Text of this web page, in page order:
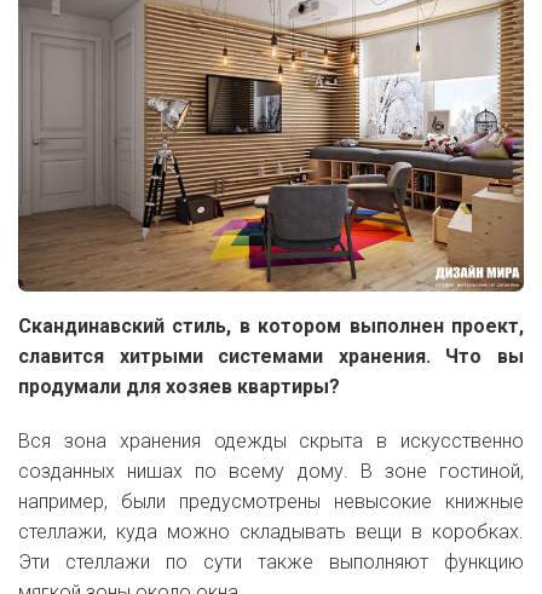
Скандинавский стиль, в котором выполнен проект,
славится хитрыми системами хранения. Что вы
продумали для хозяев квартиры?
Вся зона хранения одежды скрыта в искусственно
созданных нишах по всему дому. В зоне гостиной,
например, были предусмотрены невысокие книжные
стеллажи, куда можно складывать вещи в коробках.
Эти стеллажи по сути также выполняют функцию